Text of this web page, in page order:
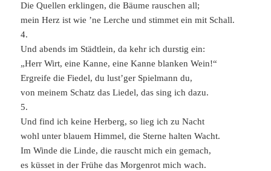
Die Quellen erklingen, die Bäume rauschen all;
mein Herz ist wie ’ne Lerche und stimmet ein mit Schall.
4.
Und abends im Städtlein, da kehr ich durstig ein:
„Herr Wirt, eine Kanne, eine Kanne blanken Wein!“
Ergreife die Fiedel, du lust’ger Spielmann du,
von meinem Schatz das Liedel, das sing ich dazu.
5.
Und find ich keine Herberg, so lieg ich zu Nacht
wohl unter blauem Himmel, die Sterne halten Wacht.
Im Winde die Linde, die rauscht mich ein gemach,
es küsset in der Frühe das Morgenrot mich wach.